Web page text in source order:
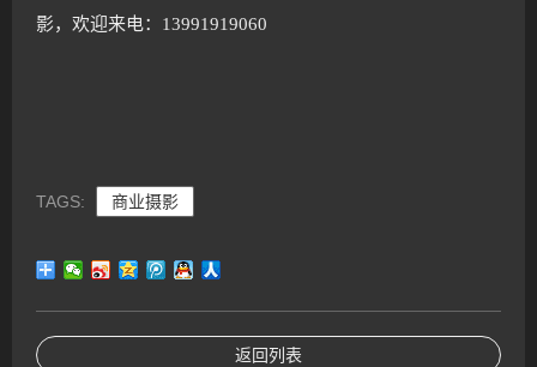
影，欢迎来电： 13991919060
TAGS: 商业摄影
返回列表